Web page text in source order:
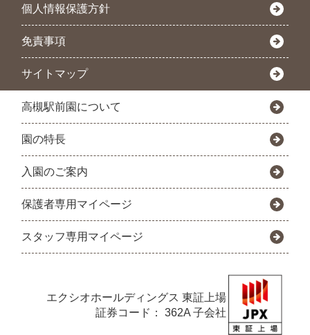
個人情報保護方針
免責事項
サイトマップ
高槻駅前園について
園の特長
入園のご案内
保護者専用マイページ
スタッフ専用マイページ
エクシオホールディングス 東証上場
証券コード： 362A 子会社